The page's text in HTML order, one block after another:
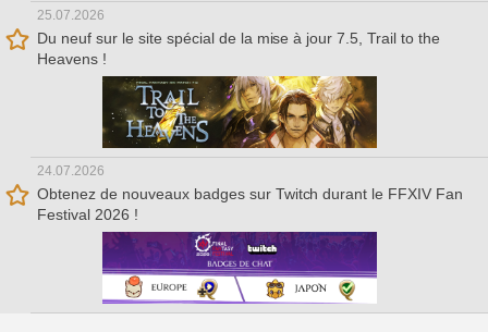
25.07.2026
Du neuf sur le site spécial de la mise à jour 7.5, Trail to the
Heavens !
24.07.2026
Obtenez de nouveaux badges sur Twitch durant le FFXIV Fan
Festival 2026 !